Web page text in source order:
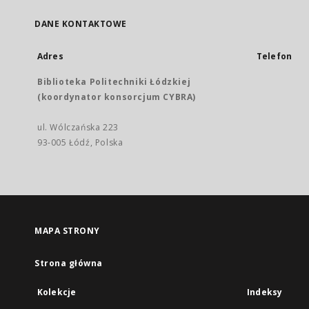
DANE KONTAKTOWE
Adres
Biblioteka Politechniki Łódzkiej
(koordynator konsorcjum CYBRA)
ul. Wólczańska 223
93-005 Łódź, Polska
Telefon
MAPA STRONY
Strona główna
Kolekcje Indeksy